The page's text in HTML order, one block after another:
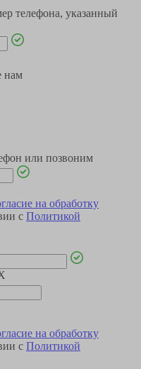
телефона, указанный
нам
или позвоним
на обработку
с Политикой
на обработку
с Политикой